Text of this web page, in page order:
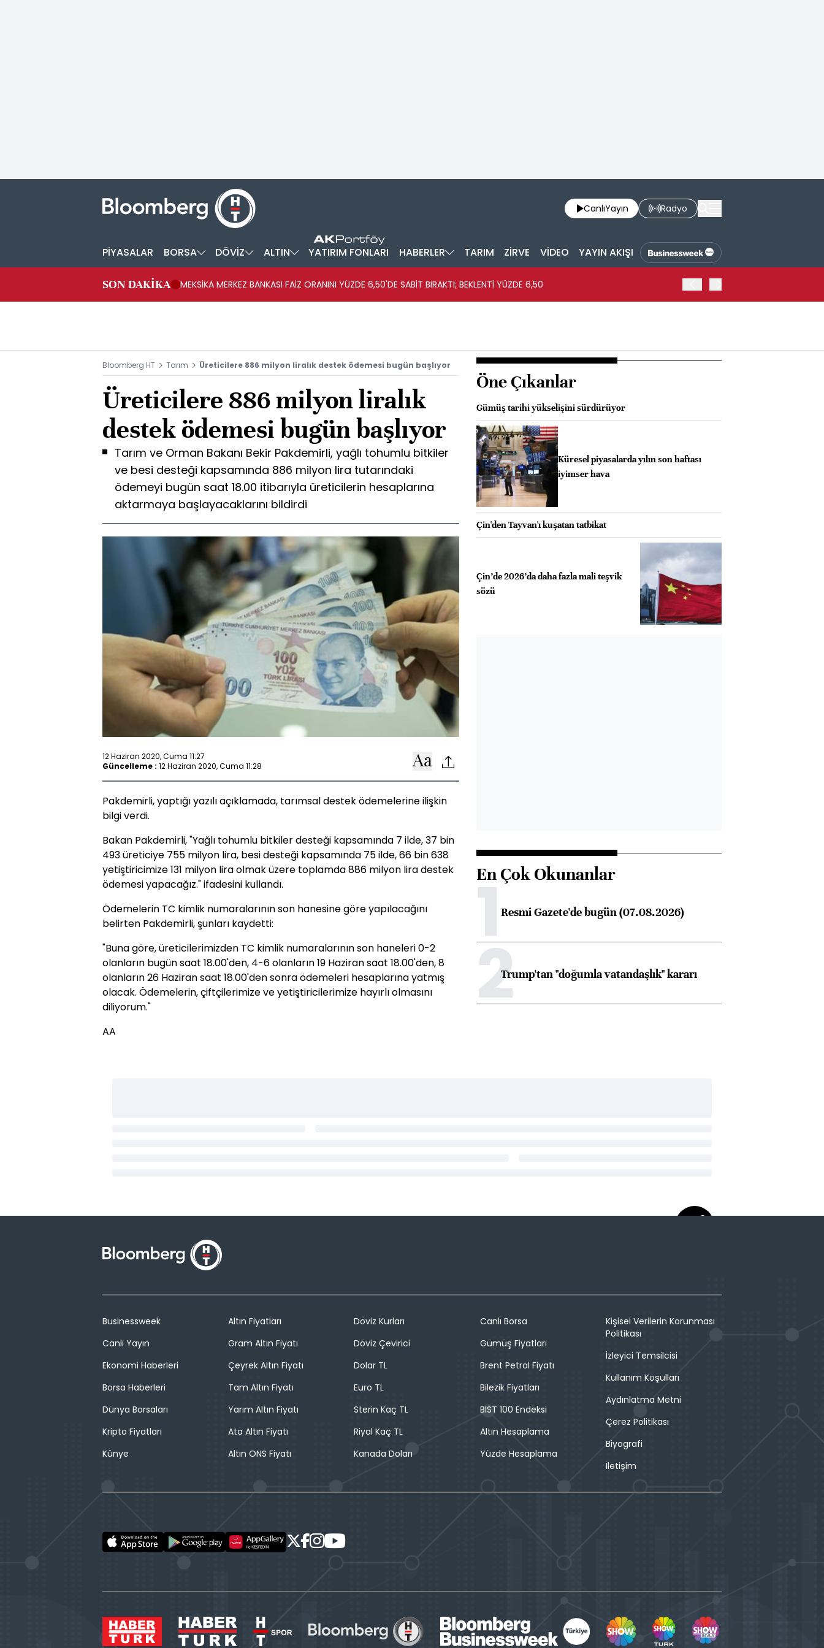
CanlıYayın Radyo
PİYASALAR BORSA DÖVİZ ALTIN YATIRIM FONLARI HABERLER TARIM ZİRVE VİDEO YAYIN AKIŞI
SON DAKİKA MEKSİKA MERKEZ BANKASI FAİZ ORANINI YÜZDE 6,50'DE SABİT BIRAKTI; BEKLENTİ YÜZDE 6,50
Bloomberg HT Tarım Üreticilere 886 milyon liralık destek ödemesi bugün başlıyor
Üreticilere 886 milyon liralık
destek ödemesi bugün başlıyor
Tarım ve Orman Bakanı Bekir Pakdemirli, yağlı tohumlu bitkiler
ve besi desteği kapsamında 886 milyon lira tutarındaki
ödemeyi bugün saat 18.00 itibarıyla üreticilerin hesaplarına
aktarmaya başlayacaklarını bildirdi
12 Haziran 2020, Cuma 11:27
Güncelleme : 12 Haziran 2020, Cuma 11:28
Pakdemirli, yaptığı yazılı açıklamada, tarımsal destek ödemelerine ilişkin
bilgi verdi.
Bakan Pakdemirli, "Yağlı tohumlu bitkiler desteği kapsamında 7 ilde, 37 bin
493 üreticiye 755 milyon lira, besi desteği kapsamında 75 ilde, 66 bin 638
yetiştiricimize 131 milyon lira olmak üzere toplamda 886 milyon lira destek
ödemesi yapacağız." ifadesini kullandı.
Ödemelerin TC kimlik numaralarının son hanesine göre yapılacağını
belirten Pakdemirli, şunları kaydetti:
"Buna göre, üreticilerimizden TC kimlik numaralarının son haneleri 0-2
olanların bugün saat 18.00'den, 4-6 olanların 19 Haziran saat 18.00'den, 8
olanların 26 Haziran saat 18.00'den sonra ödemeleri hesaplarına yatmış
olacak. Ödemelerin, çiftçilerimize ve yetiştiricilerimize hayırlı olmasını
diliyorum."
AA
Öne Çıkanlar
Gümüş tarihi yükselişini sürdürüyor
Küresel piyasalarda yılın son haftası
iyimser hava
Çin'den Tayvan'ı kuşatan tatbikat
Çin’de 2026’da daha fazla mali teşvik
sözü
En Çok Okunanlar
1Resmi Gazete'de bugün (07.08.2026)
2Trump'tan "doğumla vatandaşlık" kararı
Businessweek
Canlı Yayın
Ekonomi Haberleri
Borsa Haberleri
Dünya Borsaları
Kripto Fiyatları
Künye
Altın Fiyatları
Gram Altın Fiyatı
Çeyrek Altın Fiyatı
Tam Altın Fiyatı
Yarım Altın Fiyatı
Ata Altın Fiyatı
Altın ONS Fiyatı
Döviz Kurları
Döviz Çevirici
Dolar TL
Euro TL
Sterin Kaç TL
Riyal Kaç TL
Kanada Doları
Canlı Borsa
Gümüş Fiyatları
Brent Petrol Fiyatı
Bilezik Fiyatları
BIST 100 Endeksi
Altın Hesaplama
Yüzde Hesaplama
Kişisel Verilerin Korunması
Politikası
İzleyici Temsilcisi
Kullanım Koşulları
Aydınlatma Metni
Çerez Politikası
Biyografi
İletişim